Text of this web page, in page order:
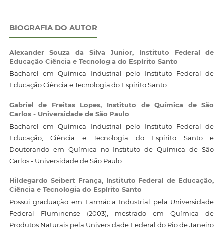
BIOGRAFIA DO AUTOR
Alexander Souza da Silva Junior, Instituto Federal de
Educação Ciência e Tecnologia do Espírito Santo
Bacharel em Química Industrial pelo Instituto Federal de
Educação Ciência e Tecnologia do Espírito Santo.
Gabriel de Freitas Lopes, Instituto de Química de São
Carlos - Universidade de São Paulo
Bacharel em Química Industrial pelo Instituto Federal de
Educação, Ciência e Tecnologia do Espírito Santo e
Doutorando em Química no Instituto de Química de São
Carlos - Universidade de São Paulo.
Hildegardo Seibert França, Instituto Federal de Educação,
Ciência e Tecnologia do Espírito Santo
Possui graduação em Farmácia Industrial pela Universidade
Federal Fluminense (2003), mestrado em Química de
Produtos Naturais pela Universidade Federal do Rio de Janeiro